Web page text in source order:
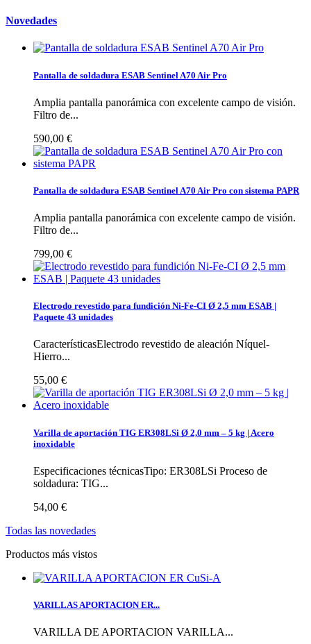
Novedades
Pantalla de soldadura ESAB Sentinel A70 Air Pro
Amplia pantalla panorámica con excelente campo de visión.
Filtro de...
590,00 €
Pantalla de soldadura ESAB Sentinel A70 Air Pro con sistema PAPR
Amplia pantalla panorámica con excelente campo de visión.
Filtro de...
799,00 €
Electrodo revestido para fundición Ni-Fe-CI Ø 2,5 mm ESAB |
Paquete 43 unidades
CaracterísticasElectrodo revestido de aleación Níquel-
Hierro...
55,00 €
Varilla de aportación TIG ER308LSi Ø 2,0 mm – 5 kg | Acero
inoxidable
Especificaciones técnicasTipo: ER308LSi Proceso de
soldadura: TIG...
54,00 €
Todas las novedades
Productos más vistos
VARILLAS APORTACION ER...
VARILLA DE APORTACION VARILLA...